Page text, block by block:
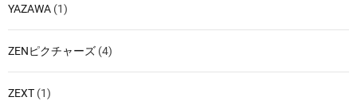
YAZAWA (1)
ZENピクチャーズ (4)
ZEXT (1)